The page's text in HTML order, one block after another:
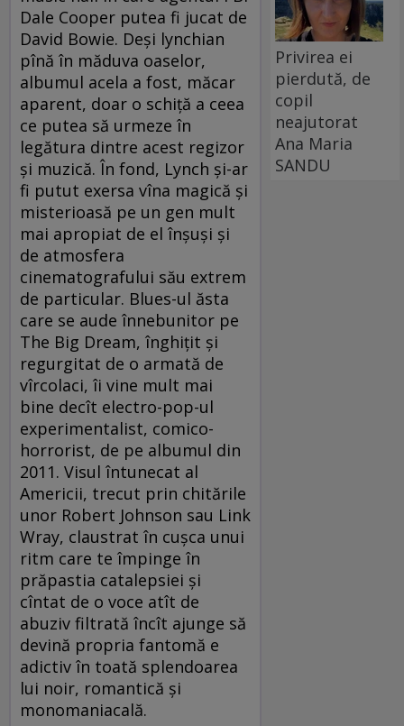
Dale Cooper putea fi jucat de
David Bowie. Deşi lynchian
pînă în măduva oaselor,
albumul acela a fost, măcar
aparent, doar o schiţă a ceea
ce putea să urmeze în
legătura dintre acest regizor
şi muzică. În fond, Lynch şi-ar
fi putut exersa vîna magică şi
misterioasă pe un gen mult
mai apropiat de el înşuşi şi
de atmosfera
cinematografului său extrem
de particular. Blues-ul ăsta
care se aude înnebunitor pe
The Big Dream, înghiţit şi
regurgitat de o armată de
vîrcolaci, îi vine mult mai
bine decît electro-pop-ul
experimentalist, comico-
horrorist, de pe albumul din
2011. Visul întunecat al
Americii, trecut prin chitările
unor Robert Johnson sau Link
Wray, claustrat în cuşca unui
ritm care te împinge în
prăpastia catalepsiei şi
cîntat de o voce atît de
abuziv filtrată încît ajunge să
devină propria fantomă e
adictiv în toată splendoarea
lui noir, romantică şi
monomaniacală.
Privirea ei
pierdută, de
copil
neajutorat
Ana Maria
SANDU